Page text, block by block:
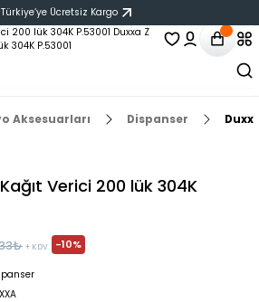
Ücretsiz Kargo
Aksesuarları Dispanser
Verici 200 lük 304K
+ KDV -10%